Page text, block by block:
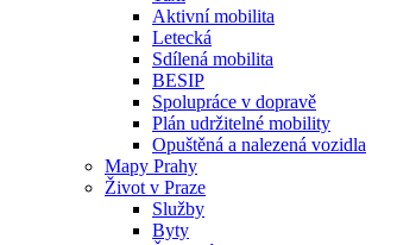
Aktivní mobilita
Letecká
Sdílená mobilita
BESIP
Spolupráce v dopravě
Plán udržitelné mobility
Opuštěná a nalezená vozidla
Mapy Prahy
Život v Praze
Služby
Byty